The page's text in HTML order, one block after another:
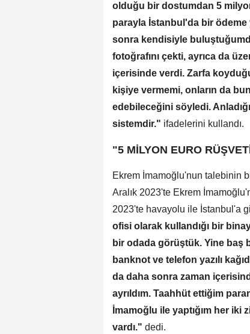
olduğu bir dostumdan 5
parayla İstanbul'da bir ödeme
sonra kendisiyle
fotoğrafını çekti, ayrıca da
içerisinde verdi. Zarfa
kişiye vermemi, onların da
edebileceğini söyledi.
sistemdir." ifadelerini kullandı.
"5 MİLYON EURO
Ekrem İmamoğlu'nun talebinin
Aralık 2023'te Ekrem
2023'te havayolu ile İstanbul'a
ofisi olarak kullandığı bir
bir odada görüştük. Yine baş
banknot ve telefon yazılı
da daha sonra zaman
ayrıldım. Taahhüt ettiğim
İmamoğlu ile yaptığım her
vardı." dedi.